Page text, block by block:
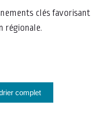
clés favorisant
régionale.
complet